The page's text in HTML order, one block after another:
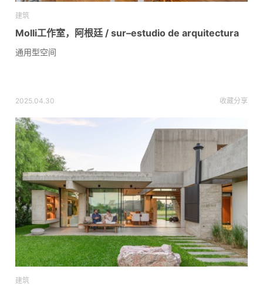
建筑
Molli工作室，阿根廷 / sur–estudio de arquitectura
通用型空间
2025.04.30 收藏分享
建筑